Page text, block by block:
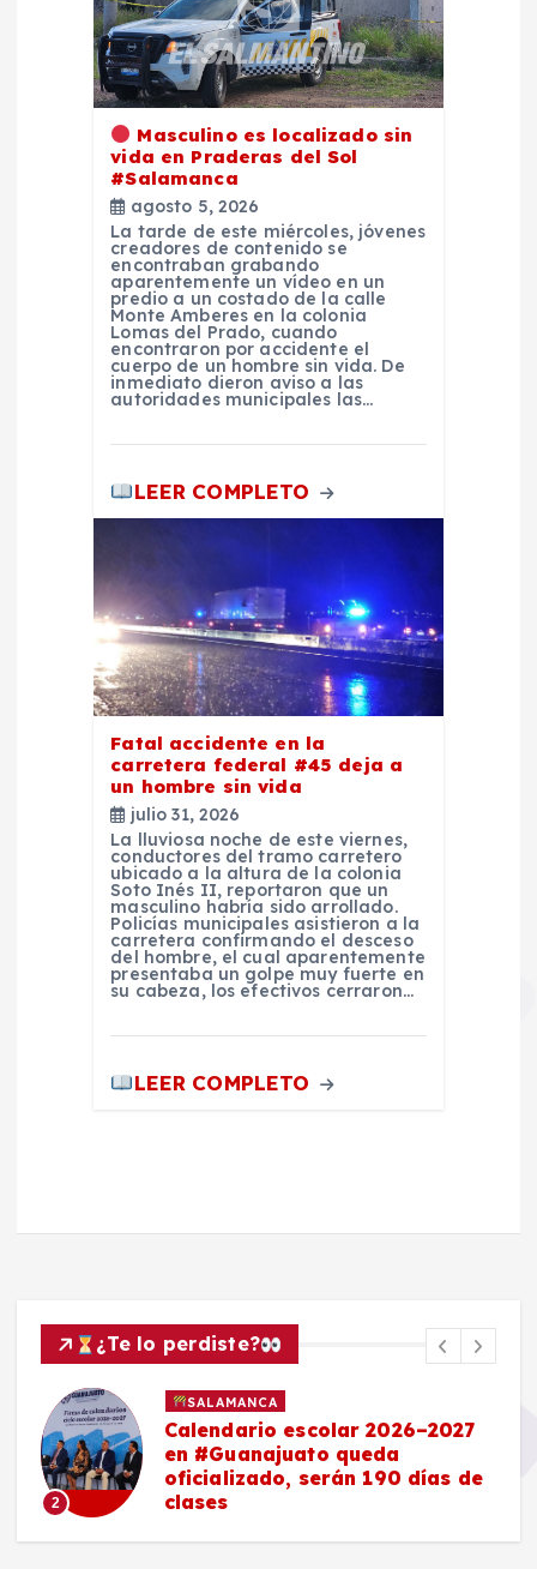
Masculino es localizado sin
vida en Praderas del Sol
#Salamanca
agosto 5, 2026
La tarde de este miércoles, jóvenes
creadores de contenido se
encontraban grabando
aparentemente un vídeo en un
predio a un costado de la calle
Monte Amberes en la colonia
Lomas del Prado, cuando
encontraron por accidente el
cuerpo de un hombre sin vida. De
inmediato dieron aviso a las
autoridades municipales las…
LEER COMPLETO
Fatal accidente en la
carretera federal #45 deja a
un hombre sin vida
julio 31, 2026
La lluviosa noche de este viernes,
conductores del tramo carretero
ubicado a la altura de la colonia
Soto Inés II, reportaron que un
masculino habría sido arrollado.
Policías municipales asistieron a la
carretera confirmando el desceso
del hombre, el cual aparentemente
presentaba un golpe muy fuerte en
su cabeza, los efectivos cerraron…
LEER COMPLETO
¿Te lo perdiste?
2
SALAMANCA
Calendario escolar 2026–2027
en #Guanajuato queda
oficializado, serán 190 días de
clases